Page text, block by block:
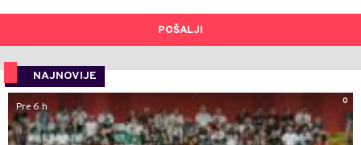
POŠALJI
NAJNOVIJE
0
Pre 6 h